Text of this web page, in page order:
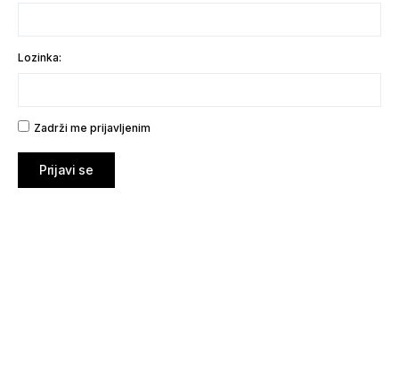
Lozinka:
Zadrži me prijavljenim
Prijavi se